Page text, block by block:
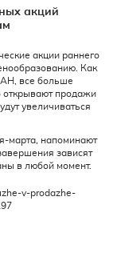
акций
акции раннего
Как
все больше
открывают продажи
увеличиваться
марта, напоминают
зависят
в любой момент.
v-prodazhe-